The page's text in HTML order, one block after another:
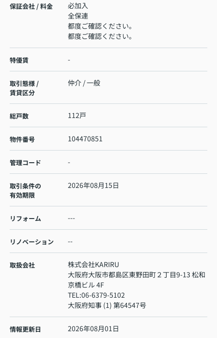
保証会社 / 料金
必加入
全保連
都度ご確認ください。
都度ご確認ください。
特優賃 -
取引態様 /
賃貸区分
仲介 / 一般
総戸数 112戸
物件番号 104470851
管理コード -
取引条件の
有効期限
2026年08月15日
リフォーム ---
リノベーション --
取扱会社
株式会社KARIRU
大阪府大阪市都島区東野田町２丁目9-13 松和
京橋ビル 4F
TEL:06-6379-5102
大阪府知事 (1) 第64547号
情報更新日 2026年08月01日